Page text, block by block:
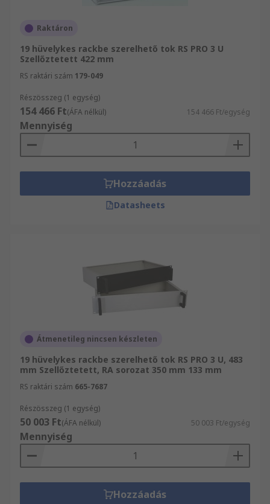
Raktáron
19 hüvelykes rackbe szerelhető tok RS PRO 3 U
Szellőztetett 422 mm
RS raktári szám 179-049
Részösszeg (1 egység)
154 466 Ft(ÁFA nélkül) 154 466 Ft/egység
Mennyiség
Hozzáadás
Datasheets
Átmenetileg nincsen készleten
19 hüvelykes rackbe szerelhető tok RS PRO 3 U, 483
mm Szellőztetett, RA sorozat 350 mm 133 mm
RS raktári szám 665-7687
Részösszeg (1 egység)
50 003 Ft(ÁFA nélkül) 50 003 Ft/egység
Mennyiség
Hozzáadás